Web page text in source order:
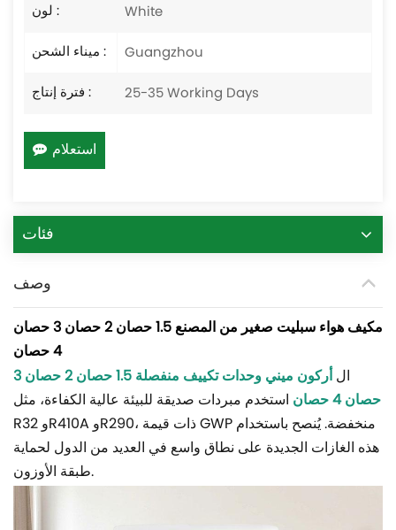
لون :
White
ميناء الشحن :
Guangzhou
فترة إنتاج :
25-35 Working Days
استعلام
فئات
وصف
مكيف هواء سبليت صغير من المصنع 1.5 حصان 2 حصان 3 حصان
4 حصان
الأركون مينيوحدات تكييف منفصلة
1.5 حصان 2 حصان 3
حصان 4 حصان
استخدم مبردات صديقة للبيئة عالية الكفاءة، مثل
R32 وR410A وR290، ذات قيمة GWP منخفضة. يُنصح باستخدام
هذه الغازات الجديدة على نطاق واسع في العديد من الدول لحماية
طبقة الأوزون.